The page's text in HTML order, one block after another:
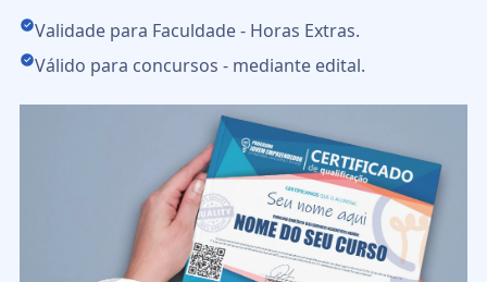
Validade para Faculdade - Horas Extras.
Válido para concursos - mediante edital.